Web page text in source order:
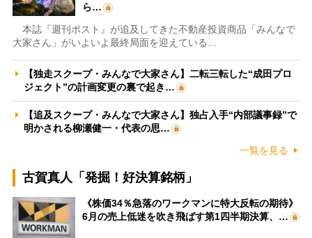
ら…
本誌『週刊ポスト』が追及してきた不動産投資商品「みんなで
大家さん」がいよいよ最終局面を迎えている…
【独走スクープ・みんなで大家さん】二転三転した“成田プロ
ジェクト”の計画変更の裏で起き…
【追及スクープ・みんなで大家さん】独占入手“内部議事録”で
明かされる柳瀬健一・代表の思…
一覧を見る
古賀真人「発掘！好決算銘柄」
《株価34％急落のワークマンに特大反転の期待》
6月の売上低迷を吹き飛ばす第1四半期決算、…